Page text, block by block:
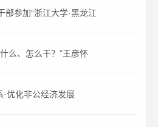
部参加“浙江大学·黑龙江
么、怎么干？”王彦怀
·优化非公经济发展